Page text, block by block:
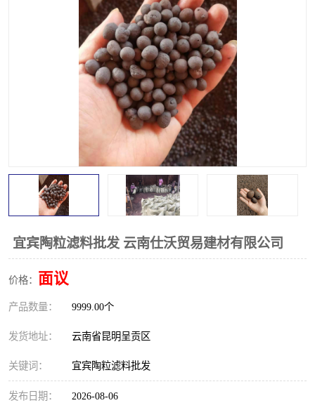
宜宾陶粒滤料批发 云南仕沃贸易建材有限公司
价格： 面议
产品数量： 9999.00个
发货地址： 云南省昆明呈贡区
关键词： 宜宾陶粒滤料批发
发布日期： 2026-08-06
陶粒回填